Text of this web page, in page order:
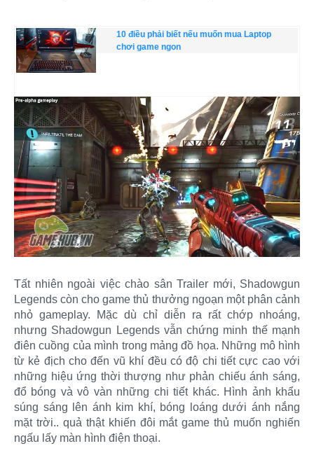
10 điều phải biết nếu muốn mua Laptop
chơi game ngon
Tất nhiên ngoài việc chào sân Trailer mới, Shadowgun
Legends còn cho game thủ thưởng ngoạn một phân cảnh
nhỏ gameplay. Mặc dù chỉ diễn ra rất chớp nhoáng,
nhưng Shadowgun Legends vẫn chứng minh thế mạnh
điên cuồng của mình trong mảng đồ họa. Những mô hình
từ kẻ địch cho đến vũ khí đều có độ chi tiết cực cao với
những hiệu ứng thời thượng như phản chiếu ánh sáng,
đổ bóng và vô vàn những chi tiết khác. Hình ảnh khẩu
súng sáng lên ánh kim khí, bóng loáng dưới ánh nắng
mặt trời.. quả thật khiến đôi mắt game thủ muốn nghiến
ngấu lấy màn hình điện thoại.